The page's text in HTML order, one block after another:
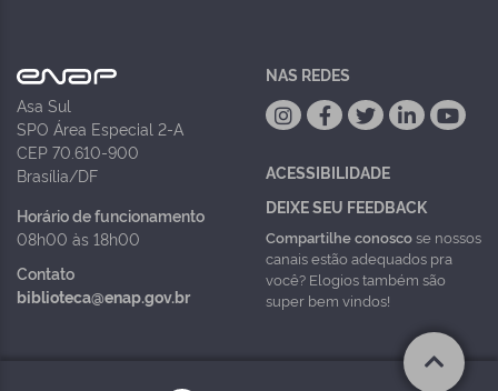
Asa Sul
SPO Área Especial 2-A
CEP 70.610-900
Brasília/DF
Horário de funcionamento
08h00 às 18h00
Contato
biblioteca@enap.gov.br
NAS REDES
ACESSIBILIDADE
DEIXE SEU FEEDBACK
Compartilhe conoscose nossos
canais estão adequados pra
você? Elogios também são
super bem vindos!